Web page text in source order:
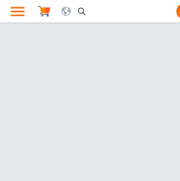
Search Opener Icon